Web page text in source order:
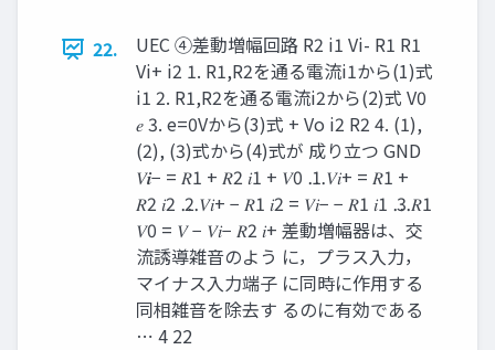
22.
UEC ④差動増幅回路 R2 i1 Vi- R1 R1
Vi+ i2 1. R1,R2を通る電流i1から(1)式
i1 2. R1,R2を通る電流i2から(2)式 V0
𝑒 3. e=0Vから(3)式 + Vo i2 R2 4. (1),
(2), (3)式から(4)式が 成り立つ GND
𝑉𝒊− = 𝑅1 + 𝑅2 𝑖1 + 𝑉0 ⋯ 1 𝑉𝑖+ = 𝑅1 +
𝑅2 𝑖2 ⋯ 2 𝑉𝑖+ − 𝑅1 𝑖2 = 𝑉𝑖− − 𝑅1 𝑖1 ⋯ 3 𝑅1
𝑉0 = 𝑉 − 𝑉𝑖− 𝑅2 𝑖+ 差動増幅器は、交
流誘導雑音のよう に，プラス入力，
マイナス入力端子 に同時に作用する
同相雑音を除去す るのに有効である
⋯ 4 22